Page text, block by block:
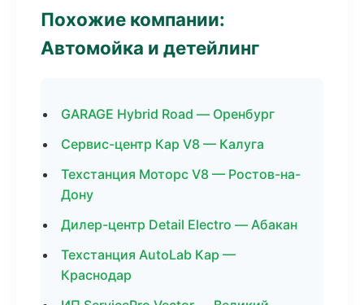
Похожие компании:
Автомойка и детейлинг
GARAGE Hybrid Road — Оренбург
Сервис-центр Кар V8 — Калуга
Техстанция Моторс V8 — Ростов-на-
Дону
Дилер-центр Detail Electro — Абакан
Техстанция AutoLab Кар —
Краснодар